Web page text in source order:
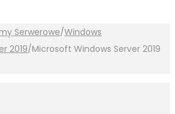
Serwerowe/Windows
2019/Microsoft Windows Server 2019